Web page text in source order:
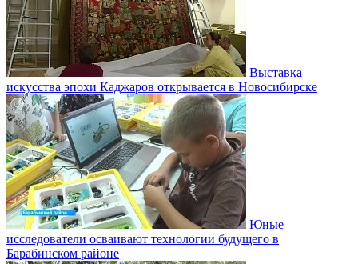
Выставка
искусства эпохи Каджаров открывается в Новосибирске
Юные
исследователи осваивают технологии будущего в
Барабинском районе